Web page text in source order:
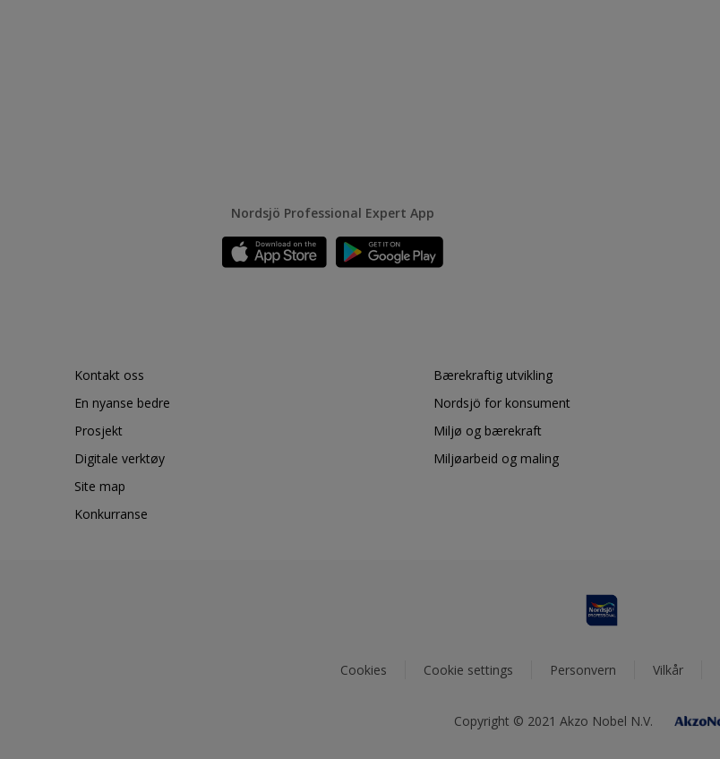
Nordsjö Professional Expert App
Kontakt oss
En nyanse bedre
Prosjekt
Digitale verktøy
Site map
Konkurranse
Bærekraftig utvikling
Nordsjö for konsument
Miljø og bærekraft
Miljøarbeid og maling
Cookies Cookie settings Personvern Vilkår
Copyright © 2021 Akzo Nobel N.V.